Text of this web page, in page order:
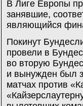
В Лиге Европы
занявшие,
являющийся
Покинут
провели в
во вторую
и вынужден был
матчах против